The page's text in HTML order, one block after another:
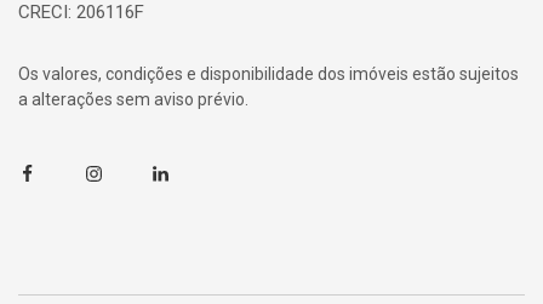
CRECI: 206116F
Os valores, condições e disponibilidade dos imóveis estão sujeitos
a alterações sem aviso prévio.
FacebookInstagramLinkedin